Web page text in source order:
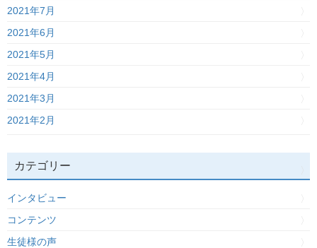
2021年7月
2021年6月
2021年5月
2021年4月
2021年3月
2021年2月
カテゴリー
インタビュー
コンテンツ
生徒様の声